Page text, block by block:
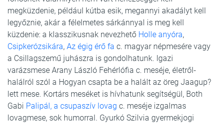
megküzdenie, például kútba esik, megannyi akadályt kell
legyőznie, akár a félelmetes sárkánnyal is meg kell
küzdenie: a klasszikusnak nevezhető Holle anyóra,
Csipkerózsikára, Az égig érő fa c. magyar népmesére vagy
a Csillagszemű juhászra is gondolhatunk. Igazi
varázsmese Arany László Fehérlófia c. meséje, életről-
halálról szól a Hogyan csapta be a halált az öreg Jaagup?
lett mese. Kortárs meséket is hívhatunk segítségül, Both
Gabi Palipál, a csupaszív lovag c. meséje izgalmas
lovagmese, sok humorral. Gyurkó Szilvia gyermekjogi